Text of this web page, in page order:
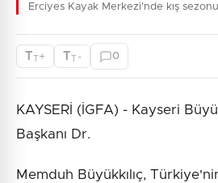
Erciyes Kayak Merkezi'nde kış sezonu
TT+ TT - 0
KAYSERİ (İGFA) - Kayseri
Başkanı Dr.
Memduh Büyükkılıç,